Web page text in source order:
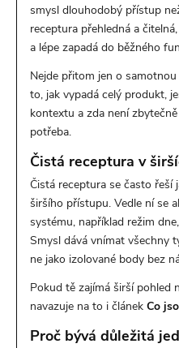
smysl dlouhodobý přístup
receptura přehledná a
a lépe zapadá do běžného
Nejde přitom jen o
to, jak vypadá celý produkt,
kontextu a zda není
potřeba.
Čistá receptura v
Čistá receptura se často
širšího přístupu. Vedle ní se
systému, například režim
Smysl dává vnímat všechny
ne jako izolované body bez
Pokud tě zajímá širší pohled
navazuje na to i článek Co
Proč bývá důležitá